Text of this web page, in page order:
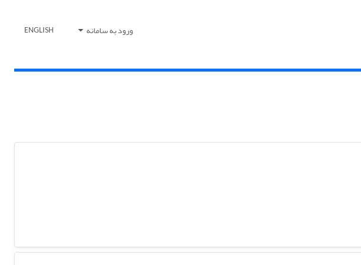
ورود به سامانه ENGLISH